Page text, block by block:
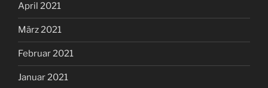
April 2021
März 2021
Februar 2021
Januar 2021